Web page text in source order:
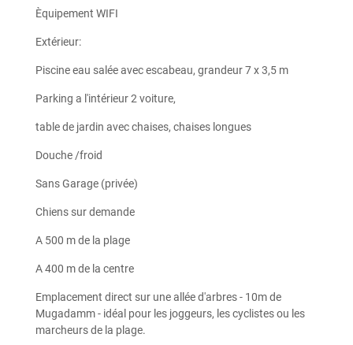
Èquipement WIFI
Extérieur:
Piscine eau salée avec escabeau, grandeur 7 x 3,5 m
Parking a l'intérieur 2 voiture,
table de jardin avec chaises, chaises longues
Douche /froid
Sans Garage (privée)
Chiens sur demande
A 500 m de la plage
A 400 m de la centre
Emplacement direct sur une allée d'arbres - 10m de
Mugadamm - idéal pour les joggeurs, les cyclistes ou les
marcheurs de la plage.